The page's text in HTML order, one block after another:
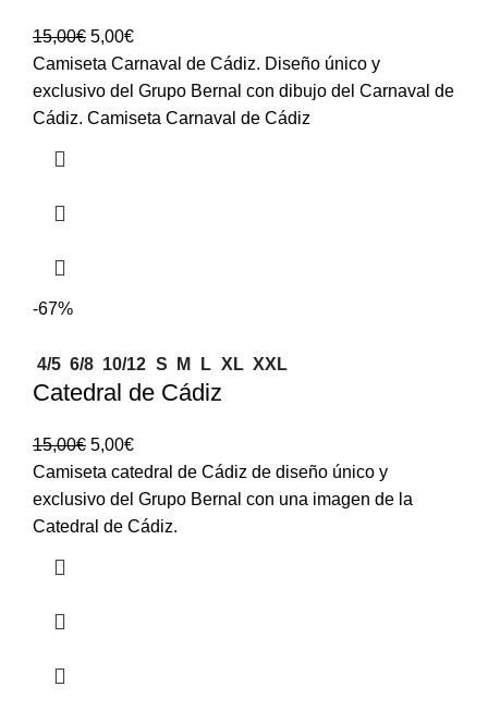
15,00€ 5,00€
Camiseta Carnaval de Cádiz. Diseño único y
exclusivo del Grupo Bernal con dibujo del Carnaval de
Cádiz. Camiseta Carnaval de Cádiz
-67%
4/5 6/8 10/12 S M L XL XXL
Catedral de Cádiz
15,00€ 5,00€
Camiseta catedral de Cádiz de diseño único y
exclusivo del Grupo Bernal con una imagen de la
Catedral de Cádiz.